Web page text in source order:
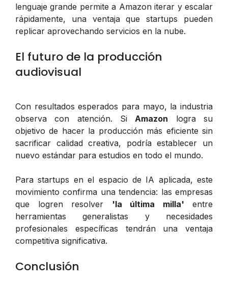
lenguaje grande permite a Amazon iterar y escalar
rápidamente, una ventaja que startups pueden
replicar aprovechando servicios en la nube.
El futuro de la producción
audiovisual
Con resultados esperados para mayo, la industria
observa con atención. Si Amazon logra su
objetivo de hacer la producción más eficiente sin
sacrificar calidad creativa, podría establecer un
nuevo estándar para estudios en todo el mundo.
Para startups en el espacio de IA aplicada, este
movimiento confirma una tendencia: las empresas
que logren resolver
'la última milla' entre
herramientas generalistas y necesidades
profesionales específicas tendrán una ventaja
competitiva significativa.
Conclusión